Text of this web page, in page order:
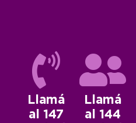
Llamá
al 147
Llamá
al 144